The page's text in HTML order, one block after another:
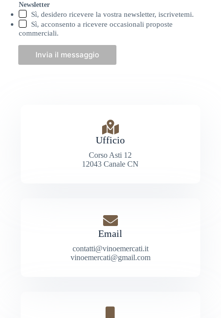
Newsletter
Sì, desidero ricevere la vostra newsletter, iscrivetemi.
Sì, acconsento a ricevere occasionali proposte
commerciali.
Invia il messaggio
Ufficio
Corso Asti 12
12043 Canale CN
Email
contatti@vinoemercati.it
vinoemercati@gmail.com